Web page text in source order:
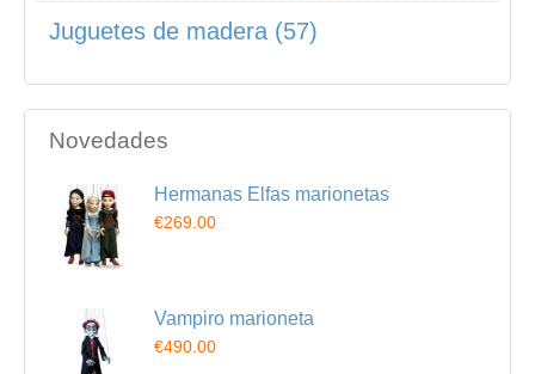
Juguetes de madera (57)
Novedades
Hermanas Elfas marionetas
€269.00
Vampiro marioneta
€490.00